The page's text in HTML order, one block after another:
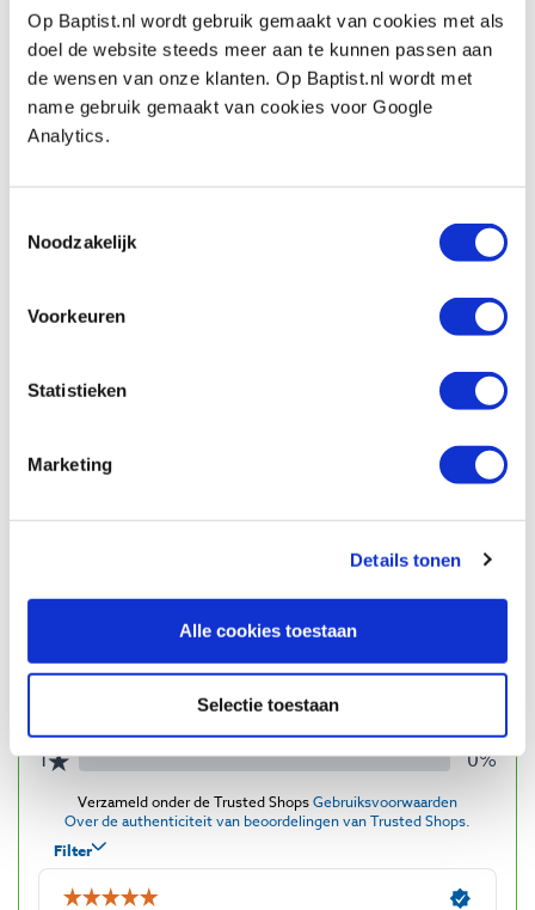
Op Baptist.nl wordt gebruik gemaakt van cookies met als
doel de website steeds meer aan te kunnen passen aan
de wensen van onze klanten. Op Baptist.nl wordt met
name gebruik gemaakt van cookies voor Google
Analytics.
Noodzakelijk
Voorkeuren
Statistieken
Marketing
Details tonen
Alle cookies toestaan
Selectie toestaan
€ 59,95 incl. btw
€ 49,55 excl. btw
Niet op voorraad, mail ons voor de levertijd
Beoordelingen